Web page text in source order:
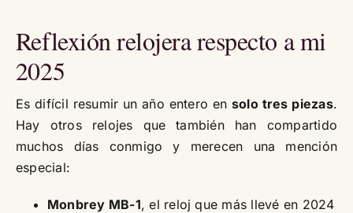
Reflexión relojera respecto a mi
2025
Es difícil resumir un año entero en solo tres piezas.
Hay otros relojes que también han compartido
muchos días conmigo y merecen una mención
especial:
Monbrey MB-1, el reloj que más llevé en 2024